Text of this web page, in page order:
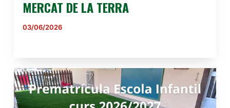
MERCAT DE LA TERRA
03/06/2026